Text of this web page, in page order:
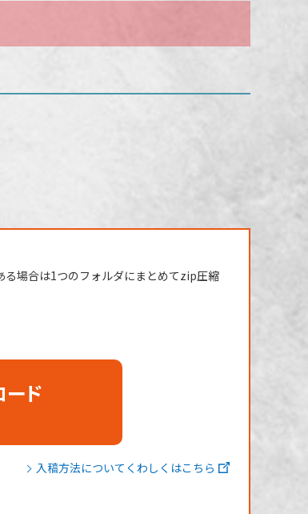
場合は1つのフォルダにまとめてzip圧縮
ド
入稿方法についてくわしくはこちら